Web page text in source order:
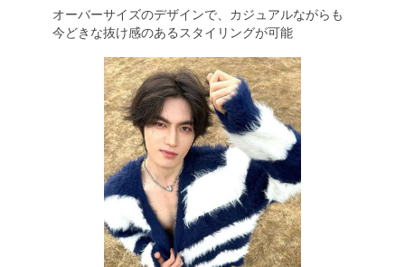
オーバーサイズのデザインで、カジュアルながらも
今どきな抜け感のあるスタイリングが可能